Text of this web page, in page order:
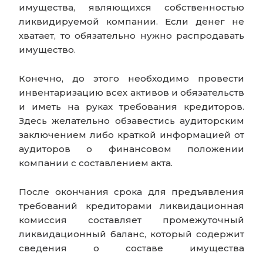
имущества, являющихся собственностью
ликвидируемой компании. Если денег не
хватает, то обязательно нужно распродавать
имущество.
Конечно, до этого необходимо провести
инвентаризацию всех активов и обязательств
и иметь на руках требования кредиторов.
Здесь желательно обзавестись аудиторским
заключением либо краткой информацией от
аудиторов о финансовом положении
компании с составлением акта.
После окончания срока для предъявления
требований кредиторами ликвидационная
комиссия составляет промежуточный
ликвидационный баланс, который содержит
сведения о составе имущества